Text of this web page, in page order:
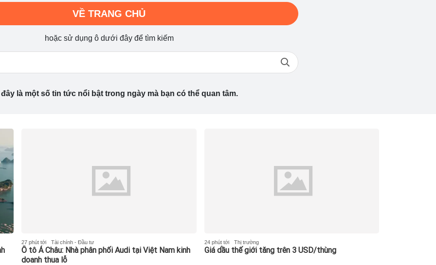
VỀ TRANG CHỦ
hoặc sử dụng ô dưới đây để tìm kiếm
là một số tin tức nổi bật trong ngày mà bạn có thể quan tâm.
27 phút tới Tài chính - Đầu tư
Ô tô Á Châu: Nhà phân phối Audi tại Việt Nam kinh
doanh thua lỗ
24 phút tới Thị trường
Giá dầu thế giới tăng trên 3 USD/thùng